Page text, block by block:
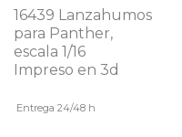
16439 Lanzahumos
para Panther,
escala 1/16
Impreso en 3d
Entrega 24/48 h